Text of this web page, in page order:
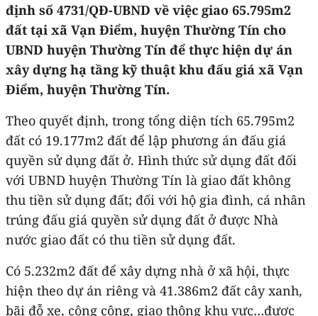
định số 4731/QĐ-UBND về việc giao 65.795m2
đất tại xã Vạn Điểm, huyện Thường Tín cho
UBND huyện Thường Tín để thực hiện dự án
xây dựng hạ tầng kỹ thuật khu đấu giá xã Vạn
Điểm, huyện Thường Tín.
Theo quyết định, trong tổng diện tích 65.795m2
đất có 19.177m2 đất để lập phương án đấu giá
quyền sử dụng đất ở. Hình thức sử dụng đất đối
với UBND huyện Thường Tín là giao đất không
thu tiền sử dụng đất; đối với hộ gia đình, cá nhân
trúng đấu giá quyền sử dụng đất ở được Nhà
nước giao đất có thu tiền sử dụng đất.
Có 5.232m2 đất để xây dựng nhà ở xã hội, thực
hiện theo dự án riêng và 41.386m2 đất cây xanh,
bãi đỗ xe, công cộng, giao thông khu vực…được